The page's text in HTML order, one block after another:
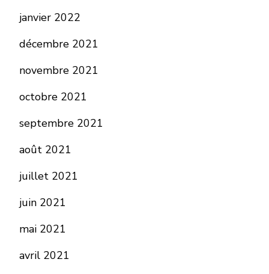
janvier 2022
décembre 2021
novembre 2021
octobre 2021
septembre 2021
août 2021
juillet 2021
juin 2021
mai 2021
avril 2021